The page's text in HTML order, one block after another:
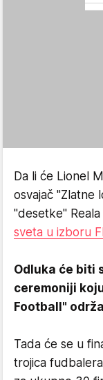
Da li će Lionel
osvajač "Zlatne
"desetke" Reala
sveta u izboru
Odluka će biti
ceremoniji
Football"
Tada će se u
trojica